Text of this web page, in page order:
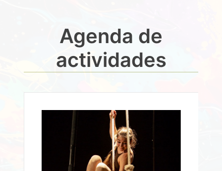
Agenda de
actividades